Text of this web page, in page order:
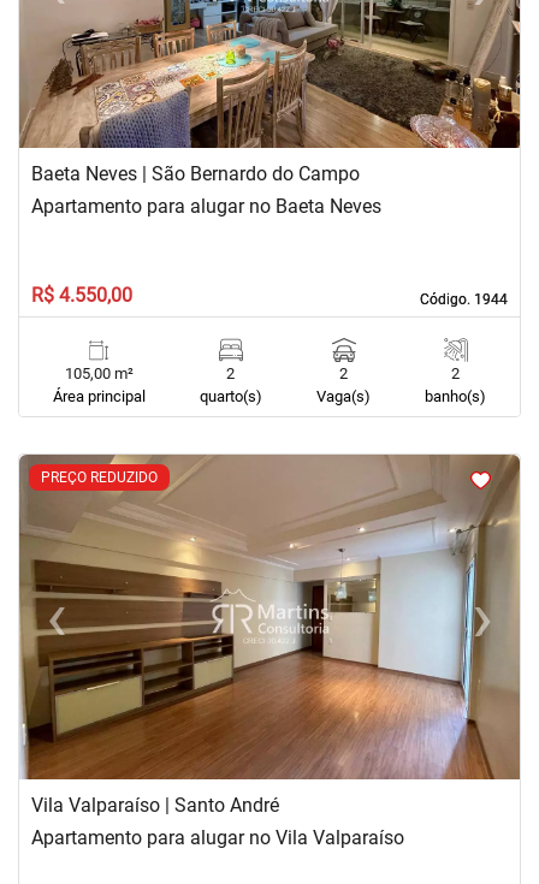
Baeta Neves | São Bernardo do Campo
Código. 1944
Código. 1944
Apartamento para alugar no Baeta Neves
R$ 4.550,00
105,00 m²
Área principal
2
quarto(s)
2
Vaga(s)
2
banho(s)
PREÇO REDUZIDO
< <<<
‹Previous ›Next
Vila Valparaíso | Santo André
Apartamento para alugar no Vila Valparaíso